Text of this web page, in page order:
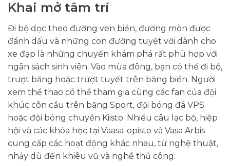
Khai mở tâm trí
Đi bộ dọc theo đường ven biển, đường mòn được
đánh dấu và những con đường tuyệt vời dành cho
xe đạp là những chuyến khám phá rất phù hợp với
ngân sách sinh viên. Vào mùa đông, bạn có thể đi bộ,
trượt băng hoặc trượt tuyết trên băng biển. Người
xem thể thao có thể tham gia cùng các fan của đội
khúc côn cầu trên băng Sport, đội bóng đá VPS
hoặc đội bóng chuyền Kiisto. Nhiều câu lạc bộ, hiệp
hội và các khóa học tại Vaasa-opisto và Vasa Arbis
cung cấp các hoạt động khác nhau, từ nghệ thuật,
nhảy dù đến khiêu vũ và nghề thủ công.